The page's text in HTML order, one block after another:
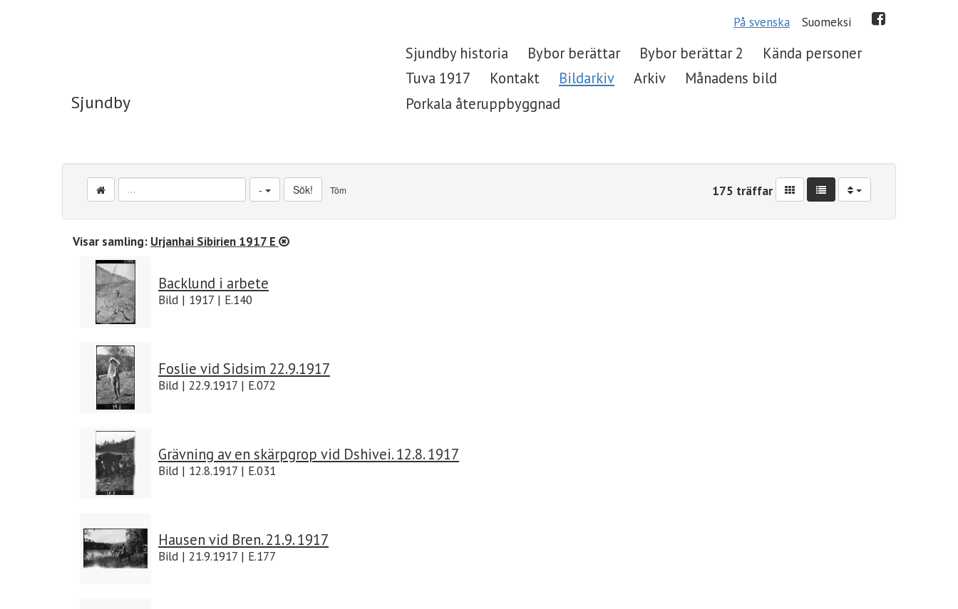
Sjundby
På svenska Suomeksi
Sjundby historia Bybor berättar Bybor berättar 2
Kända personer
Tuva 1917
Kontakt Bildarkiv Arkiv
Månadens bild
Porkala återuppbyggnad
- Sök! Töm 175 träffar
Visar samling: Urjanhai Sibirien 1917 E
Backlund i arbete
Bild | 1917 | E.140
Foslie vid Sidsim 22.9.1917
Bild | 22.9.1917 | E.072
Grävning av en skärpgrop vid Dshivei. 12.8. 1917
Bild | 12.8.1917 | E.031
Hausen vid Bren. 21.9. 1917
Bild | 21.9.1917 | E.177